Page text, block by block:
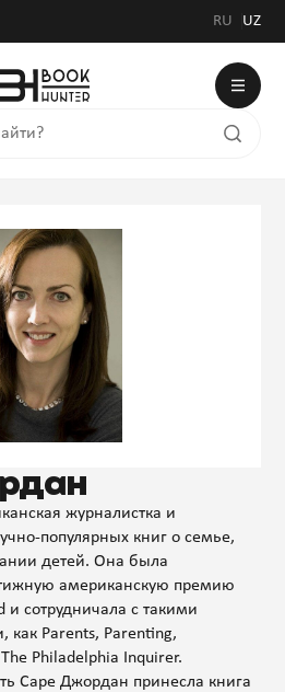
RU UZ
журналистка и
популярных книг о семье,
детей. Она была
американскую премию
и сотрудничала с такими
Parents, Parenting,
Philadelphia Inquirer.
Саре Джордан принесла книга